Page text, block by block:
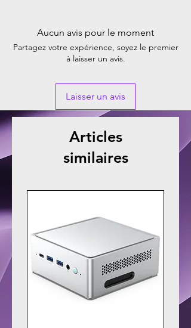
Aucun avis pour le moment
Partagez votre expérience, soyez le premier
à laisser un avis.
Laisser un avis
Articles
similaires